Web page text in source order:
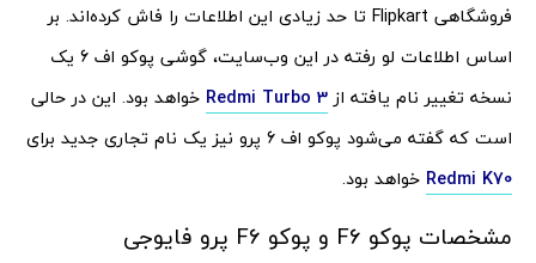
فروشگاهی Flipkart تا حد زیادی این اطلاعات را فاش کرده‌اند. بر
اساس اطلاعات لو رفته در این وب‌سایت، گوشی پوکو اف 6 یک
نسخه تغییر نام یافته ازRedmi Turbo 3 خواهد بود. این در حالی
است که گفته می‌شود پوکو اف 6 پرو نیز یک نام تجاری جدید برای
Redmi K70 خواهد بود.
مشخصات پوکو F6 و پوکو F6 پرو فایوجی